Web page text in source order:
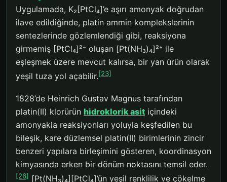
Uygulamada, K₂[PtCl₄]’e aşırı amonyak doğrudan
ilave edildiğinde, platin ammin komplekslerinin
sentezlerinde gözlemlendiği gibi, reaksiyona
girmemiş [PtCl₄]²⁻ oluşan [Pt(NH₃)₄]²⁺ ile
eşleşmek üzere mevcut kalırsa, bir yan ürün olarak
yeşil tuza yol açabilir.[23]
1828’de Heinrich Gustav Magnus tarafından
platin(II) klorürün hidroklorik asit içindeki
amonyakla reaksiyonları yoluyla keşfedilen bu
bileşik, kare düzlemsel platin(II) birimlerinin zincir
benzeri yapılara birleşimini gösteren, koordinasyon
kimyasında erken bir dönüm noktasını temsil eder.
[26]
[Pt(NH₃)₄][PtCl₄]’ün yeşil renklilik ve çökelme